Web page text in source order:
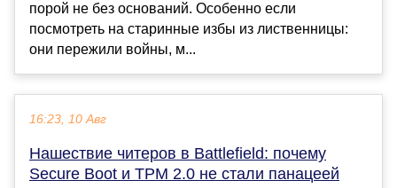
порой не без оснований. Особенно если
посмотреть на старинные избы из лиственницы:
они пережили войны, м...
16:23, 10 Авг
Нашествие читеров в Battlefield: почему
Secure Boot и TPM 2.0 не стали панацеей